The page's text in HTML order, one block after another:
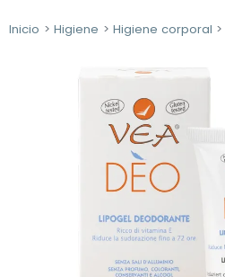
Inicio Higiene Higiene corporal